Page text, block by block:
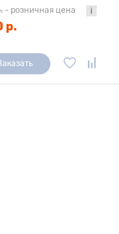
- розничная цена
р.